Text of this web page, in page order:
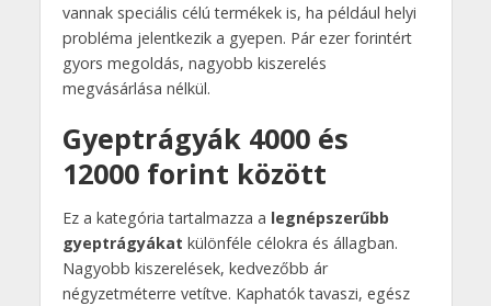
vannak speciális célú termékek is, ha például helyi
probléma jelentkezik a gyepen. Pár ezer forintért
gyors megoldás, nagyobb kiszerelés
megvásárlása nélkül.
Gyeptrágyák 4000 és
12000 forint között
Ez a kategória tartalmazza a legnépszerűbb
gyeptrágyákat különféle célokra és állagban.
Nagyobb kiszerelések, kedvezőbb ár
négyzetméterre vetítve. Kaphatók tavaszi, egész